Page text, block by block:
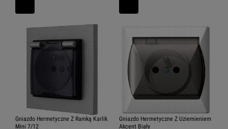
Gniazdo Hermetyczne Z Ramką Karlik
Mini 7/12
Gniazdo Hermetyczne Z Uziemieniem
Akcent Biały